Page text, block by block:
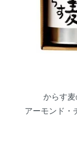
からす
アーモンド・